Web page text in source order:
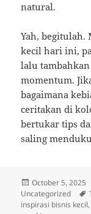
natural.
Yah, begitulah.
kecil hari ini,
lalu
momentum.
bagaimana
ceritakan di
bertukar tips
saling
Posted
on
October 5, 2025
Uncategorized
inspirasi bisnis